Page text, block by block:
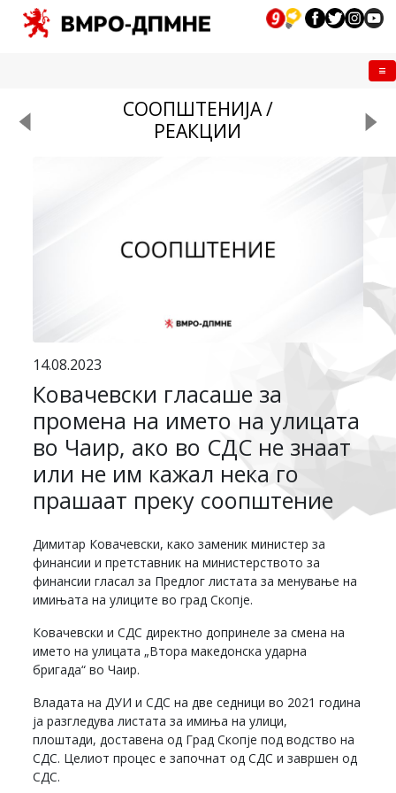
СООПШТЕНИЈА /
РЕАКЦИИ
14.08.2023
Ковачевски гласаше за
промена на името на улицата
во Чаир, ако во СДС не знаат
или не им кажал нека го
прашаат преку соопштение
Димитар Ковачевски, како заменик министер за
финансии и претставник на министерството за
финансии гласал за Предлог листата за менување на
имињата на улиците во град Скопје.
Ковачевски и СДС директно допринеле за смена на
името на улицата „Втора македонска ударна
бригада“ во Чаир.
Владата на ДУИ и СДС на две седници во 2021 година
ја разгледува листата за имиња на улици,
плоштади, доставена од Град Скопје под водство на
СДС. Целиот процес е започнат од СДС и завршен од
СДС.